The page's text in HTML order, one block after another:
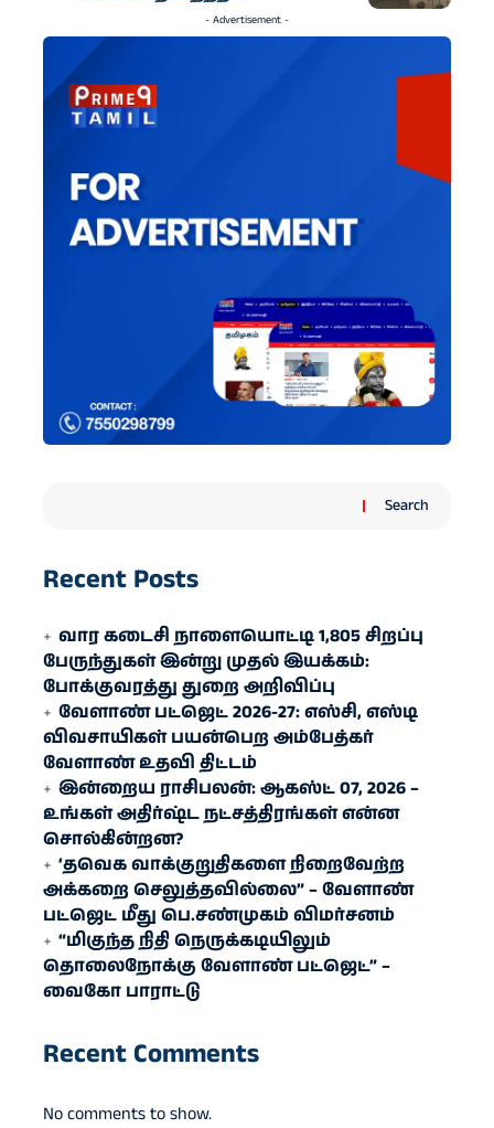
- Advertisement -
Search
Recent Posts
வார கடைசி நாளையொட்டி 1,805 சிறப்பு
பேருந்துகள் இன்று முதல் இயக்கம்:
போக்குவரத்து துறை அறிவிப்பு
வேளாண் பட்ஜெட் 2026-27: எஸ்சி, எஸ்டி
விவசாயிகள் பயன்பெற அம்பேத்கர்
வேளாண் உதவி திட்டம்
இன்றைய ராசிபலன்: ஆகஸ்ட் 07, 2026 –
உங்கள் அதிர்ஷ்ட நட்சத்திரங்கள் என்ன
சொல்கின்றன?
‘தவெக வாக்குறுதிகளை நிறைவேற்ற
அக்கறை செலுத்தவில்லை” – வேளாண்
பட்ஜெட் மீது பெ.சண்முகம் விமர்சனம்
“மிகுந்த நிதி நெருக்கடியிலும்
தொலைநோக்கு வேளாண் பட்ஜெட்” –
வைகோ பாராட்டு
Recent Comments
No comments to show.